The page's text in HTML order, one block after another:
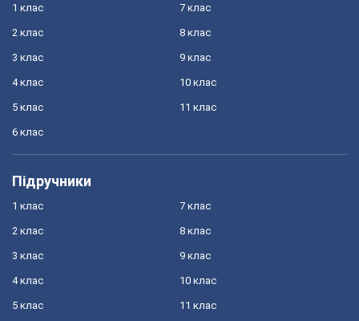
1 клас
2 клас
3 клас
4 клас
5 клас
6 клас
7 клас
8 клас
9 клас
10 клас
11 клас
Підручники
1 клас
2 клас
3 клас
4 клас
5 клас
7 клас
8 клас
9 клас
10 клас
11 клас